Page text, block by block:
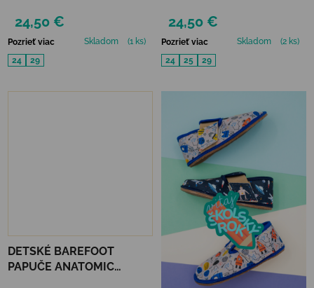
24,50 €
Pozrieť viac Skladom
(1 ks)
24
29
24,50 €
Pozrieť viac Skladom
(2 ks)
24
25 29
DETSKÉ BAREFOOT
PAPUČE ANATOMIC